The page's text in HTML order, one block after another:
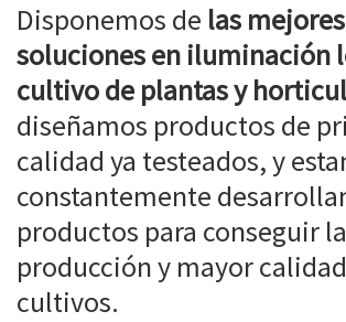
Disponemos de las mejores
soluciones en iluminación
cultivo de plantas y
diseñamos productos de
calidad ya testeados, y
constantemente
productos para conseguir
producción y mayor
cultivos.